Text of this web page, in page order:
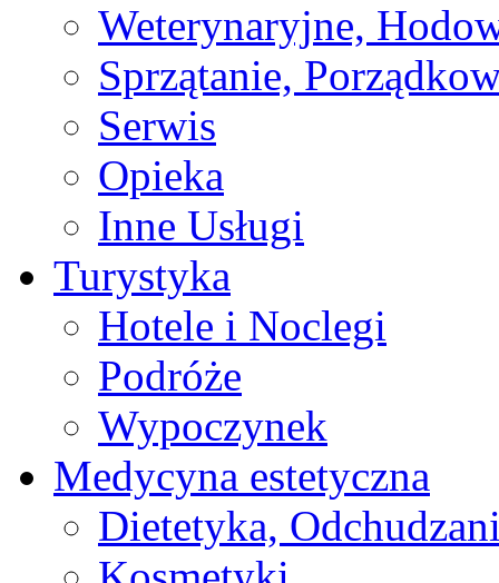
Weterynaryjne,
Sprzątanie,
Serwis
Opieka
Inne Usługi
Turystyka
Hotele i Noclegi
Podróże
Wypoczynek
Medycyna estetyczna
Dietetyka,